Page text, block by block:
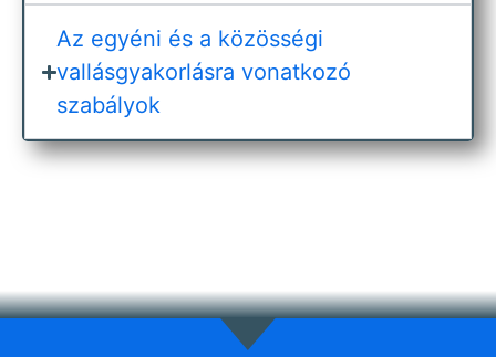
Az egyéni és a közösségi
vallásgyakorlásra vonatkozó
szabályok